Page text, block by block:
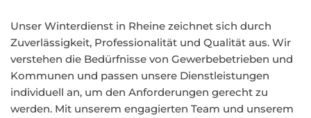
Unser Winterdienst in Rheine zeichnet sich durch
Zuverlässigkeit, Professionalität und Qualität aus. Wir
verstehen die Bedürfnisse von Gewerbebetrieben und
Kommunen und passen unsere Dienstleistungen
individuell an, um den Anforderungen gerecht zu
werden. Mit unserem engagierten Team und unserem